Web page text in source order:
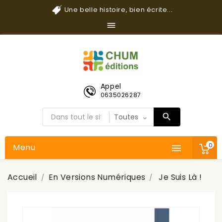
Une belle histoire, bien écrite...

0
Appel
0635026287

Menu
Accueil En Versions Numériques Je Suis Là !